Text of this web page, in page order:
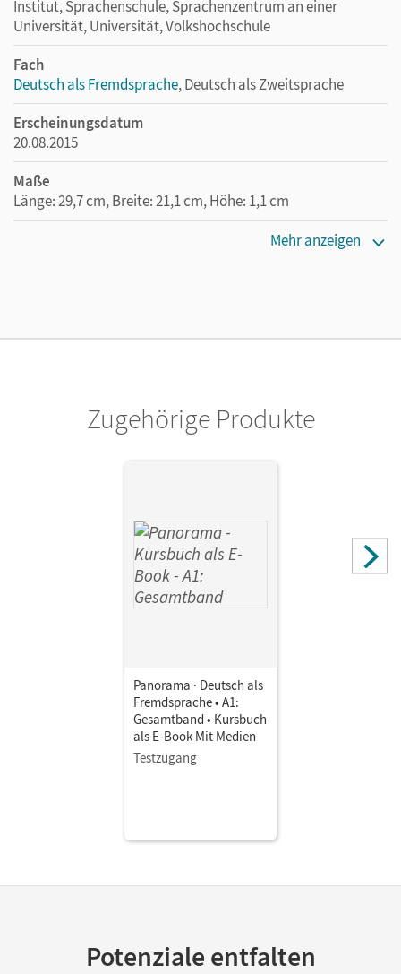
Institut, Sprachenschule, Sprachenzentrum an einer
Universität, Universität, Volkshochschule
Fach
Deutsch als Fremdsprache, Deutsch als Zweitsprache
Erscheinungsdatum
20.08.2015
Maße
Länge: 29,7 cm, Breite: 21,1 cm, Höhe: 1,1 cm
Paar-Grünbichler, Verena
Mehr anzeigen
Zugehörige Produkte
Panorama · Deutsch als
Fremdsprache • A1:
Gesamtband • Kursbuch
als E-Book Mit Medien
Testzugang
Potenziale entfalten